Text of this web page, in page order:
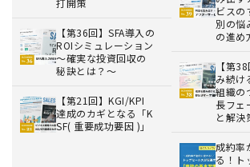
打開策
【第36回】SFA導入の
ROIシミュレーション
～確実な投資回収の
秘訣とは？～
【第21回】KGI/KPI
達成のカギとなる「K
SF( 重要成功要因 )」
ビスの
別の悩
の進め
【第
み続け
組織の
長フェ
と解決
成約率
る！ト